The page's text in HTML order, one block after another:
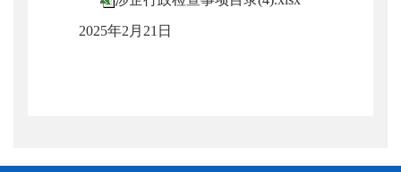
2025年2月21日